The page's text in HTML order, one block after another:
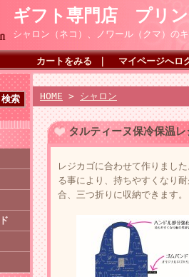
ギフト専門店 プリ
シャロン（ネコ）、ノワール（クマ）の
カートをみる マイページへロ
HOME > シャロン
タルティーヌ保冷保温
レジカゴに合わせて作りまし
る事により、持ちやすくなり
合、三つ折りに収納できます。